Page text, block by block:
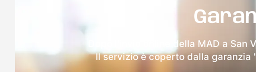
Dopo l'invio online della MAD a
Il servizio è coperto dalla